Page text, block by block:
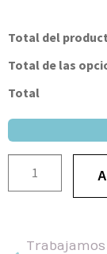
Total del
Total de las
Total